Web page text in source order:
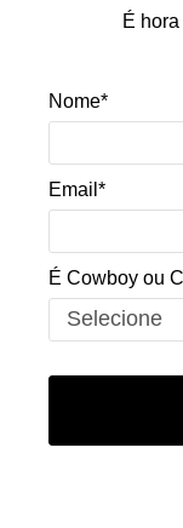
É
Nome*
Email*
É Cowboy ou